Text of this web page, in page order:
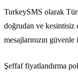
TurkeySMS olarak
doğrudan ve kesintisiz
mesajlarınızın
Şeffaf fiyatlandırma